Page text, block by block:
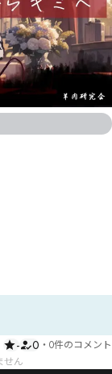
- 0 ・ 0件のコメント
せん